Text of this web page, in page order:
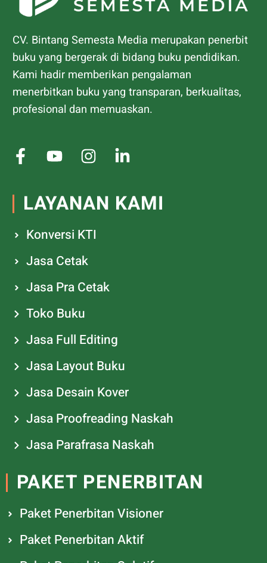
CV. Bintang Semesta Media merupakan penerbit
buku yang bergerak di bidang buku pendidikan.
Kami hadir memberikan pengalaman
menerbitkan buku yang transparan, berkualitas,
profesional dan memuaskan.
LAYANAN KAMI
Konversi KTI
Jasa Cetak
Jasa Pra Cetak
Toko Buku
Jasa Full Editing
Jasa Layout Buku
Jasa Desain Kover
Jasa Proofreading Naskah
Jasa Parafrasa Naskah
PAKET PENERBITAN
Paket Penerbitan Visioner
Paket Penerbitan Aktif